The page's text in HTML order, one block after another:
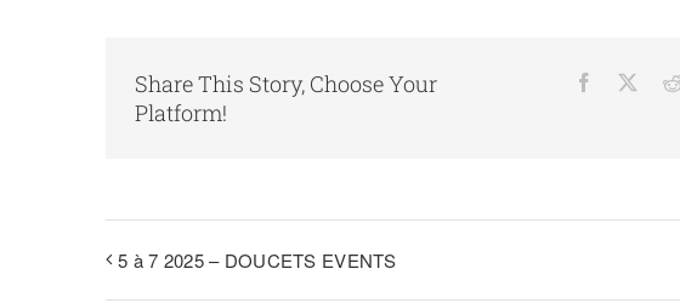
Share This Story, Choose Your
Platform!
Facebook
5 à 7 2025 – DOUCETS EVENTS